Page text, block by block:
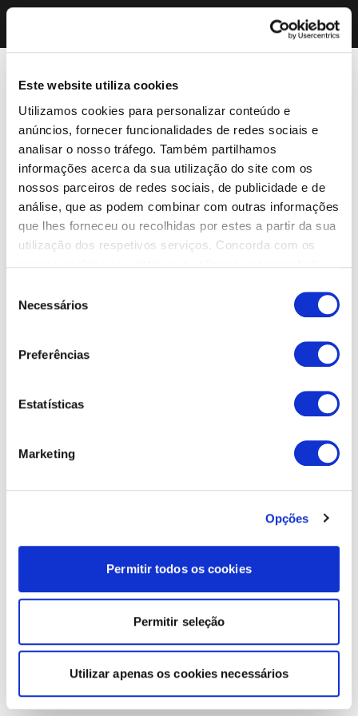
Este website utiliza cookies
Utilizamos cookies para personalizar conteúdo e
anúncios, fornecer funcionalidades de redes sociais e
analisar o nosso tráfego. Também partilhamos
informações acerca da sua utilização do site com os
nossos parceiros de redes sociais, de publicidade e de
análise, que as podem combinar com outras informações
que lhes forneceu ou recolhidas por estes a partir da sua
utilização dos respetivos serviços. Concorda com os
Necessários
Preferências
Estatísticas
Marketing
Opções
Permitir todos os cookies
Permitir seleção
Utilizar apenas os cookies necessários